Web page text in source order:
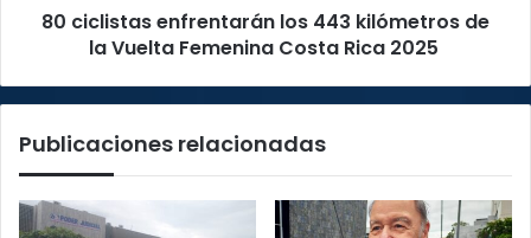
Femenina
80 ciclistas enfrentarán los 443 kilómetros de
la Vuelta Femenina Costa Rica 2025
Publicaciones relacionadas